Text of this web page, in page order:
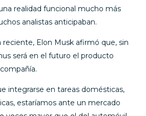
realidad funcional mucho más
analistas anticipaban.
reciente, Elon Musk afirmó que, sin
será en el futuro el producto
integrarse en tareas domésticas,
estaríamos ante un mercado